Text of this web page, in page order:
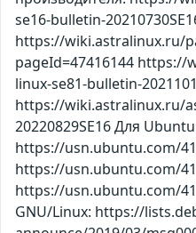
se16-bulletin-
https://wiki.astralinux.ru/
pageId=47416144
linux-se81-bulletin-
https://wiki.astralinux.ru/
20220829SE16 Для
https://usn.ubuntu.com/
https://usn.ubuntu.com/
https://usn.ubuntu.com/
GNU/Linux: https://